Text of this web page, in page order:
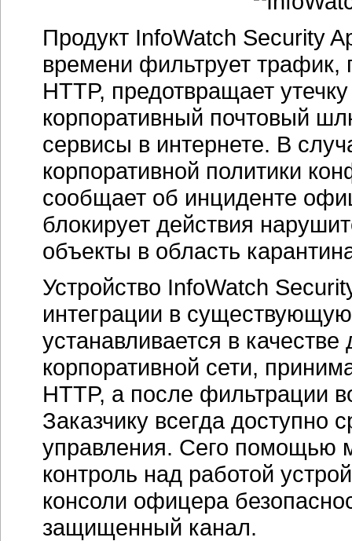
Продукт InfoWatch Security
времени фильтрует
HTTP, предотвращает
корпоративный почтовый
сервисы в интернете. В
корпоративной политики
сообщает об инциденте
блокирует действия
объекты в область
Устройство InfoWatch
интеграции в
устанавливается в
корпоративной сети,
HTTP, а после фильтрации
Заказчику всегда доступно
управления. Сего помощью
контроль над работой
консоли офицера
защищенный канал.